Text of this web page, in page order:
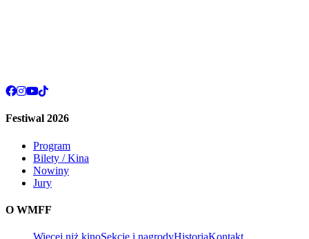
Festiwal 2026
Program
Bilety / Kina
Nowiny
Jury
O WMFF
Więcej niż kinoSekcje i nagrodyHistoriaKontakt